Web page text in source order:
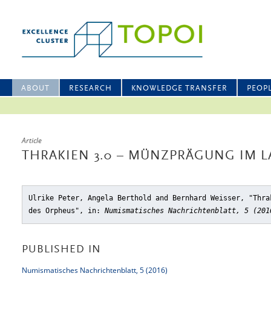
ABOUT RESEARCH KNOWLEDGE TRANSFER
Article
THRAKIEN 3.0 – MÜNZPRÄGUNG IM
Ulrike Peter, Angela Berthold and Bernhard Weisser,
des Orpheus" , in: Numismatisches Nachrichtenblatt, 5
PUBLISHED IN
Numismatisches Nachrichtenblatt, 5 (2016)